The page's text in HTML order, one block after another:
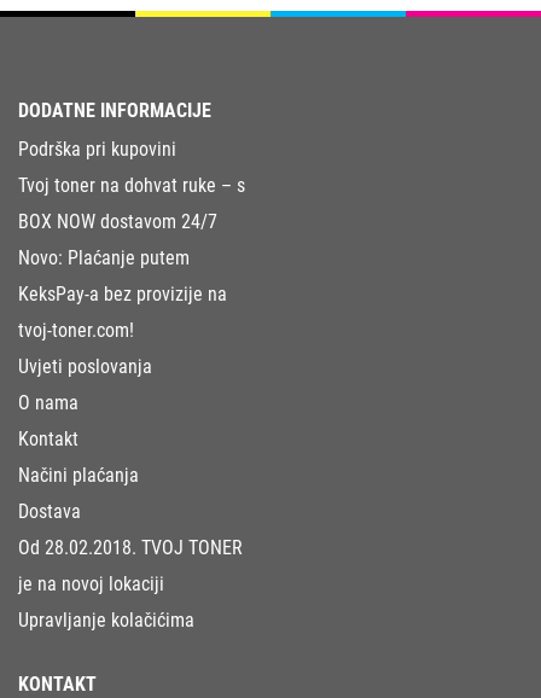
DODATNE INFORMACIJE
Podrška pri kupovini
Tvoj toner na dohvat ruke – s
BOX NOW dostavom 24/7
Novo: Plaćanje putem
KeksPay-a bez provizije na
tvoj-toner.com!
Uvjeti poslovanja
O nama
Kontakt
Načini plaćanja
Dostava
Od 28.02.2018. TVOJ TONER
je na novoj lokaciji
Upravljanje kolačićima
KONTAKT